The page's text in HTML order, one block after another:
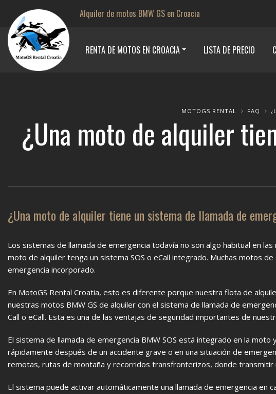
Alquiler de motos BMW GS en Croacia
RENTA DE MOTOS EN CROACIA LISTA DE PRECIO
MOTOGS RENTAL FAQ
¿Una moto de alquiler
¿Una moto de alquiler tiene un sistema de llamada de
Los sistemas de llamada de emergencia todavía no son algo habitual en
moto de alquiler tenga un sistema SOS o eCall integrado. Muchas motos
emergencia incorporado.
En MotoGS Rental Croatia, esto es diferente porque nuestra flota de
nuestras motos BMW GS de alquiler con el sistema de llamada de
Call o eCall. Esta es una de las ventajas de seguridad importantes de
El sistema de llamada de emergencia BMW SOS está integrado en la
rápidamente después de un accidente grave o en una situación de
remotas, rutas de montaña y recorridos transfronterizos, donde transmitir
El sistema puede activar automáticamente una llamada de emergencia en